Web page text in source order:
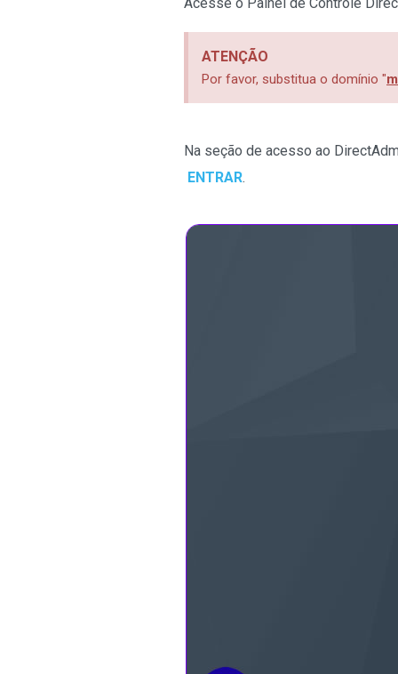
ATENÇÃO
Por favor, substitua o domínio "
Na seção de acesso ao
ENTRAR.